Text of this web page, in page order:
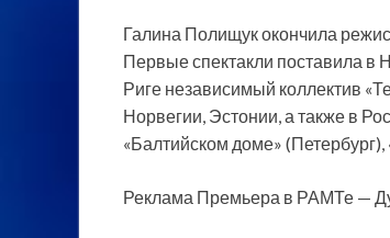
Галина Полищук окончила
Первые спектакли поставила в
Риге независимый коллектив
Норвегии, Эстонии, а также в
«Балтийском доме»
Реклама Премьера в РАМТе —